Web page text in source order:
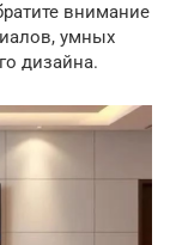
внимание
умных
дизайна.